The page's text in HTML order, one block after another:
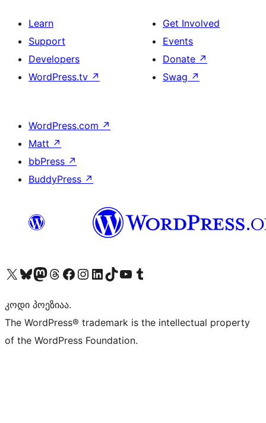
Learn
Support
Developers
WordPress.tv ↗
Get Involved
Events
Donate ↗
Swag ↗
WordPress.com ↗
Matt ↗
bbPress ↗
BuddyPress ↗
Visit our X (formerly Twitter) account
Visit our Bluesky account
Visit our Mastodon account
Visit our Threads account
Visit our Facebook page
Visit our Instagram account
Visit our LinkedIn account
Visit our TikTok account
Visit our YouTube channel
Visit our Tumblr account
კოდი პოეზიაა.
The WordPress® trademark is the intellectual property
of the WordPress Foundation.